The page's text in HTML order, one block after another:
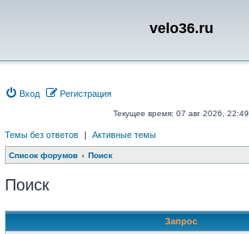
velo36.ru
Вход Регистрация
Текущее время: 07 авг 2026, 22:49
Темы без ответов | Активные темы
Список форумов Поиск
Поиск
Запрос